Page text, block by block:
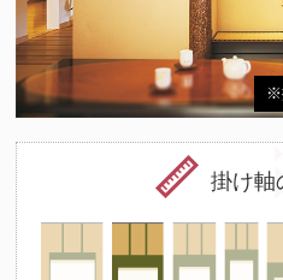
※
掛け軸